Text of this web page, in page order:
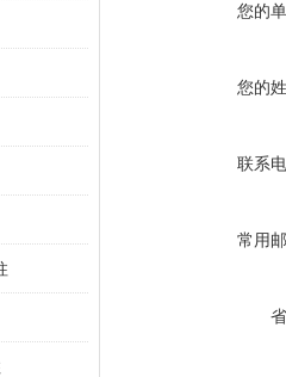
您的
您的
联系
常用